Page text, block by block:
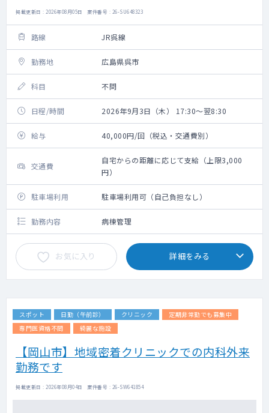
掲載更新日 : 2026年08月05日 案件番号 : 26-SU648323
路線 JR呉線
勤務地 広島県呉市
科目 不問
日程/時間 2026年9月3日（木） 17:30～翌8:30
給与 40,000円/回（税込・交通費別）
交通費
自宅からの距離に応じて支給（上限3,000
円）
駐車場利用 駐車場利用可（自己負担なし）
勤務内容 病棟管理
お気に入り 詳細をみる
スポット 日勤（午前診） クリニック
定期非常勤でも募集中
専門医資格不問
綺麗な施設
【岡山市】地域密着クリニックでの内科外来
勤務です
掲載更新日 : 2026年08月04日 案件番号 : 26-SW641854